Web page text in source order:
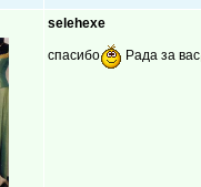
selehexe
спасибо Рада за вас